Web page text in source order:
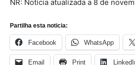
NR: Notícia atualizada a 8 de
Partilha esta noticia:
Facebook WhatsApp
Email Print